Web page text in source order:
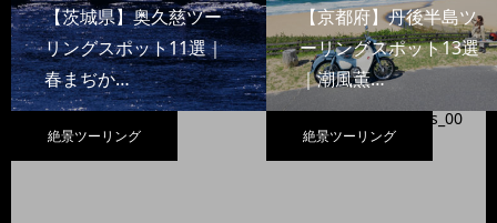
【茨城県】奥久慈ツー
リングスポット11選｜
春まぢか…
【京都府】丹後半島ツ
ーリングスポット13選
｜潮風薫…
絶景ツーリング 絶景ツーリング